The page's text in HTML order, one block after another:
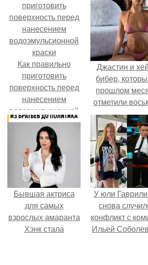
Как правильно
приготовить
поверхность перед
нанесением
водоэмульсионной
краски
Джастин и
бибер,
прошлом
отметили
годовщину
помолвки,
новые фото
совместного
отдыха.
Бывшая актриса
для самых
взрослых амаранта
Хэнк стала
У юли
снова
конфликт с
Ильей